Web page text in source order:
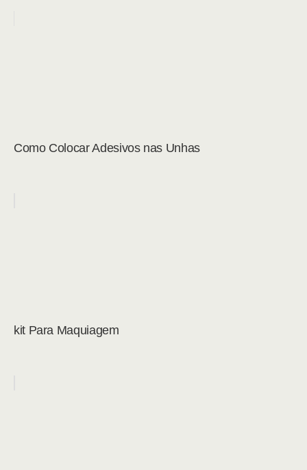
Como Colocar Adesivos nas Unhas
kit Para Maquiagem